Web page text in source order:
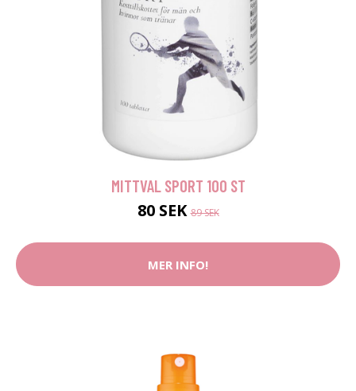
MITTVAL SPORT 100 ST
80 SEK89 SEK
MER INFO!